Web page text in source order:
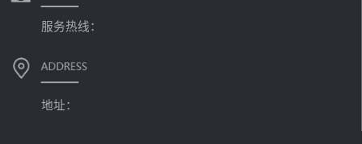
服务热线：
地址：